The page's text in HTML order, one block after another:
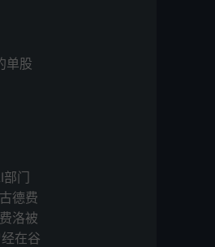
单股
门
德费
洛被
在谷